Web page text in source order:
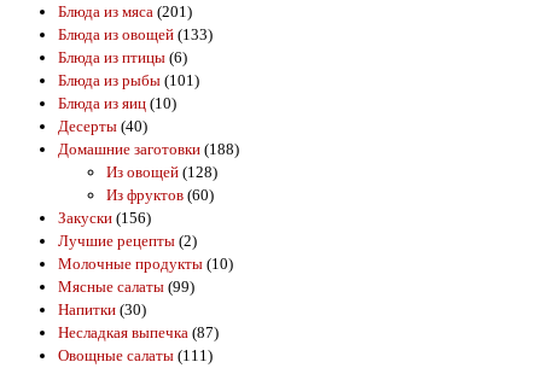
Блюда из мяса (201)
Блюда из овощей (133)
Блюда из птицы (6)
Блюда из рыбы (101)
Блюда из яиц (10)
Десерты (40)
Домашние заготовки (188)
Из овощей (128)
Из фруктов (60)
Закуски (156)
Лучшие рецепты (2)
Молочные продукты (10)
Мясные салаты (99)
Напитки (30)
Несладкая выпечка (87)
Овощные салаты (111)